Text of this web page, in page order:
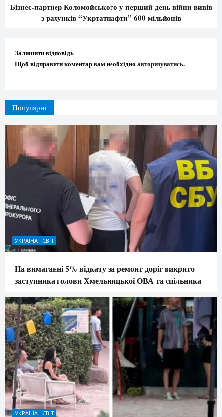
Бізнес-партнер Коломойського у перший день війни вивів
з рахунків “Укртатнафти” 600 мільйонів
Залишити відповідь
Щоб відправити коментар вам необхідно авторизуватись.
Популярні
УКРАЇНА І СВІТ
На вимаганні 5% відкату за ремонт доріг викрито
заступника голови Хмельницької ОВА та спільника
УКРАЇНА І СВІТ